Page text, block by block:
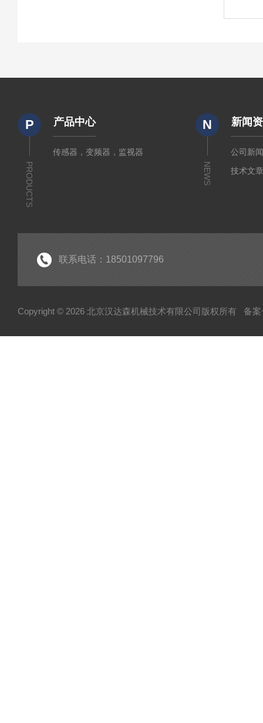
P
PRODUCTS
产品中心
传感器，变频器，监视器
N
NEWS
新闻
公司新
技术文
联系电话：18501097796
Copyright © 2026 北京汉达森机械技术有限公司版权所有 备案